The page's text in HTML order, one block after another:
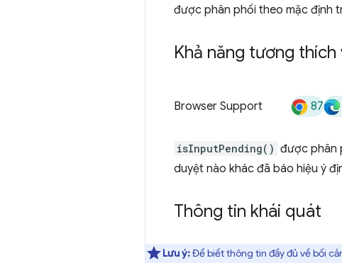
được phân phối theo mặc định
Khả năng tương
Browser Support 87
isInputPending() được phân
duyệt nào khác đã báo hiệu ý
Thông tin khái quát
Lưu ý:Để biết thông tin đầy đủ về bối